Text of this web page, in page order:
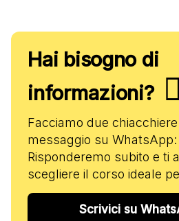
Hai bisogno di
informazioni?
Facciamo due
messaggio su WhatsApp:
Risponderemo subito e ti
scegliere il corso ideale
Scrivici su